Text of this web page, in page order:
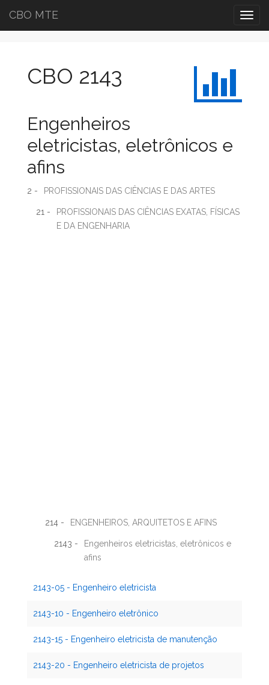
CBO MTE
CBO 2143
Engenheiros
eletricistas, eletrônicos e
afins
2 - PROFISSIONAIS DAS CIÊNCIAS E DAS ARTES
21 -
PROFISSIONAIS DAS CIÊNCIAS EXATAS, FÍSICAS
E DA ENGENHARIA
214 - ENGENHEIROS, ARQUITETOS E AFINS
2143 -
Engenheiros eletricistas, eletrônicos e
afins
2143-05 - Engenheiro eletricista
2143-10 - Engenheiro eletrônico
2143-15 - Engenheiro eletricista de manutenção
2143-20 - Engenheiro eletricista de projetos